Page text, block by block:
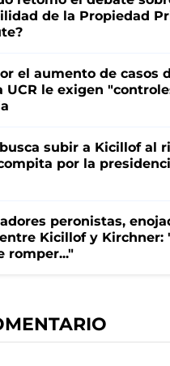
de la Propiedad
el aumento de casos
UCR le exigen
subir a Kicillof al
por la
peronistas,
Kicillof y Kirchner:
romper..."